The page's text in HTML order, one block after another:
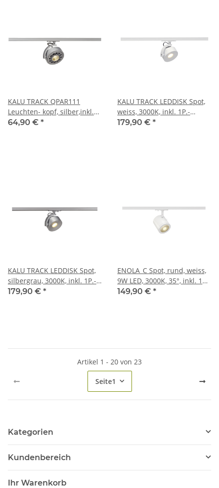
KALU TRACK QPAR111
Leuchten- kopf, silber,inkl.
1P.-Adapter
64,90 € *
KALU TRACK LEDDISK Spot,
weiss, 3000K, inkl. 1P.-
Adapter
179,90 € *
KALU TRACK LEDDISK Spot,
silbergrau, 3000K, inkl. 1P.-
Adapter
179,90 € *
ENOLA_C Spot, rund, weiss,
9W LED, 3000K, 35°, inkl. 1P.-
Adapter
149,90 € *
Artikel 1 - 20 von 23
Seite1
Kategorien
Kundenbereich
Ihr Warenkorb